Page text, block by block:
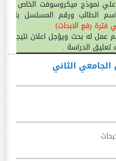
الثاني
نموذج ميكروسوفت الخاص
الطالب ورقم المسلسل
رفع الابحاث)
عمل له بحث ويؤجل اعلان نتيجته
تعليق الدراسة .